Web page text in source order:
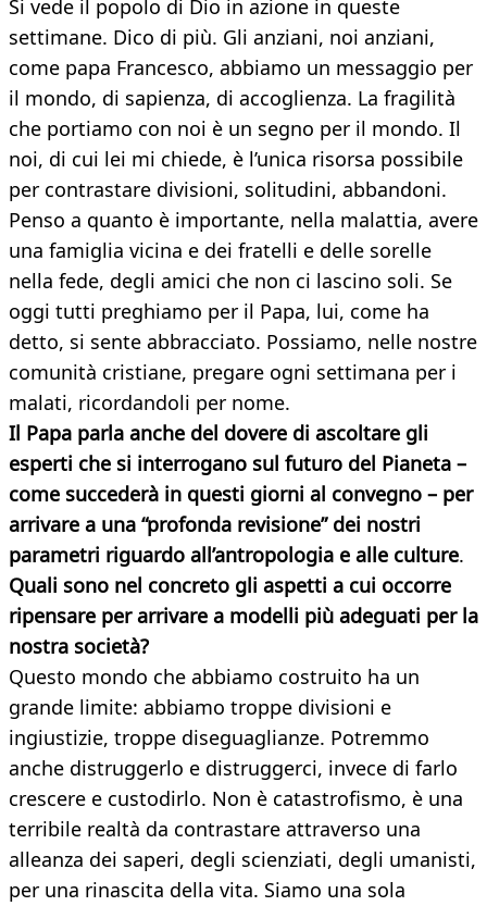
Si vede il popolo di Dio in azione in queste
settimane. Dico di più. Gli anziani, noi anziani,
come papa Francesco, abbiamo un messaggio per
il mondo, di sapienza, di accoglienza. La fragilità
che portiamo con noi è un segno per il mondo. Il
noi, di cui lei mi chiede, è l’unica risorsa possibile
per contrastare divisioni, solitudini, abbandoni.
Penso a quanto è importante, nella malattia, avere
una famiglia vicina e dei fratelli e delle sorelle
nella fede, degli amici che non ci lascino soli. Se
oggi tutti preghiamo per il Papa, lui, come ha
detto, si sente abbracciato. Possiamo, nelle nostre
comunità cristiane, pregare ogni settimana per i
malati, ricordandoli per nome.
Il Papa parla anche del dovere di ascoltare gli
esperti che si interrogano sul futuro del Pianeta –
come succederà in questi giorni al convegno – per
arrivare a una “profonda revisione” dei nostri
parametri riguardo all’antropologia e alle culture.
Quali sono nel concreto gli aspetti a cui occorre
ripensare per arrivare a modelli più adeguati per la
nostra società?
Questo mondo che abbiamo costruito ha un
grande limite: abbiamo troppe divisioni e
ingiustizie, troppe diseguaglianze. Potremmo
anche distruggerlo e distruggerci, invece di farlo
crescere e custodirlo. Non è catastrofismo, è una
terribile realtà da contrastare attraverso una
alleanza dei saperi, degli scienziati, degli umanisti,
per una rinascita della vita. Siamo una sola